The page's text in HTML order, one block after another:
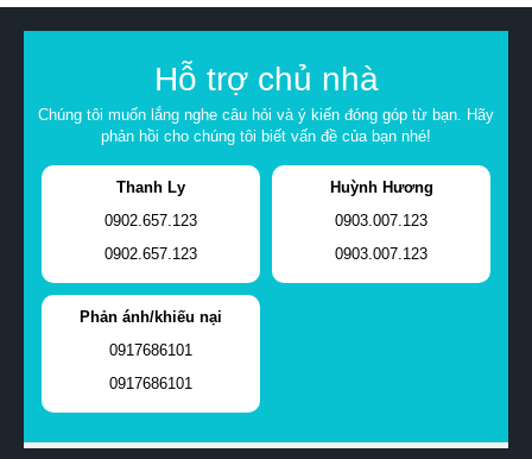
Hỗ trợ chủ nhà
Chúng tôi muốn lắng nghe câu hỏi và ý kiến đóng góp từ bạn. Hãy
phản hồi cho chúng tôi biết vấn đề của bạn nhé!
Thanh Ly
0902.657.123
0902.657.123
Huỳnh Hương
0903.007.123
0903.007.123
Phản ánh/khiếu nại
0917686101
0917686101